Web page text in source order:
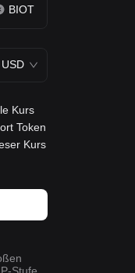
BIOT
USD
Kurs
Token
Kurs